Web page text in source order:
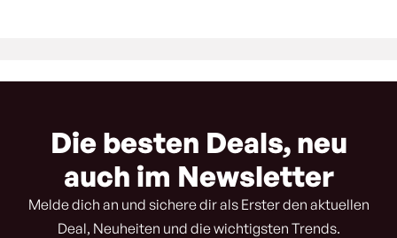
Die besten Deals, neu
auch im Newsletter
Melde dich an und sichere dir als Erster den aktuellen
Deal, Neuheiten und die wichtigsten Trends.